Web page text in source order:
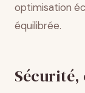
optimisation
équilibrée.